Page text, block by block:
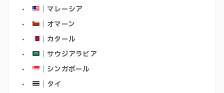
｜マレーシア
｜オマーン
｜カタール
｜サウジアラビア
｜シンガポール
｜タイ